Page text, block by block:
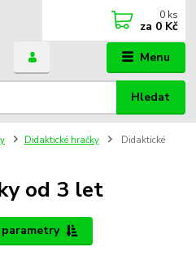
Menu
Hledat
0 ks
za 0 Kč
Didaktické hračky
Didaktické
od 3 let